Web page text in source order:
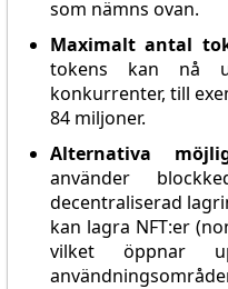
som nämns ovan.
Maximalt antal
tokens kan nå
konkurrenter, till
84 miljoner.
Alternativa
använder
decentraliserad
kan lagra NFT:er
vilket öppnar